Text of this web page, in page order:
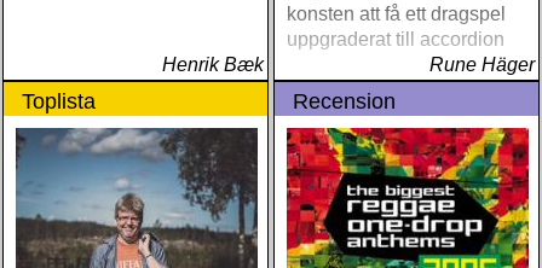
Henrik Bæk
konsten att få ett dragspel
uppgraderat till accordion
Rune Häger
Toplista Recension